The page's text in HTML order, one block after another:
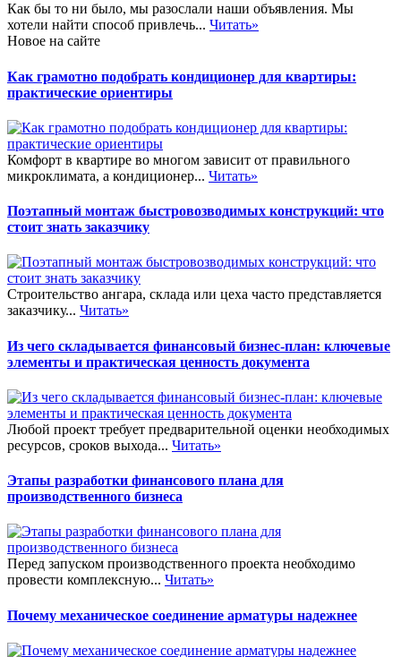
Как бы то ни было, мы разослали наши объявления. Мы
хотели найти способ привлечь... Читать»
Новое на сайте
Как грамотно подобрать кондиционер для квартиры:
практические ориентиры
Комфорт в квартире во многом зависит от правильного
микроклимата, а кондиционер... Читать»
Поэтапный монтаж быстровозводимых конструкций: что
стоит знать заказчику
Строительство ангара, склада или цеха часто представляется
заказчику... Читать»
Из чего складывается финансовый бизнес-план: ключевые
элементы и практическая ценность документа
Любой проект требует предварительной оценки необходимых
ресурсов, сроков выхода... Читать»
Этапы разработки финансового плана для
производственного бизнеса
Перед запуском производственного проекта необходимо
провести комплексную... Читать»
Почему механическое соединение арматуры надежнее